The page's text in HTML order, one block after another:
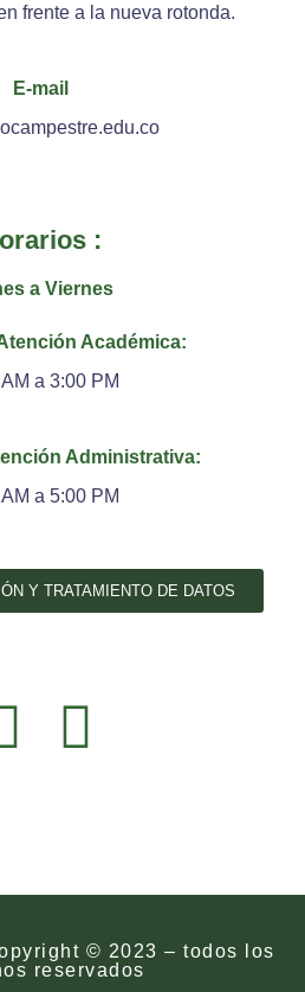
frente a la nueva rotonda.
E-mail
:
a Viernes
Académica:
a 3:00 PM
Administrativa:
a 5:00 PM
Y TRATAMIENTO DE DATOS
© 2023 – todos los
reservados